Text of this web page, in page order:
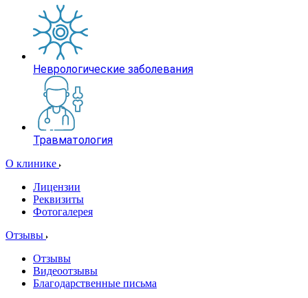
Неврологические заболевания
Травматология
О клинике
Лицензии
Реквизиты
Фотогалерея
Отзывы
Отзывы
Видеоотзывы
Благодарственные письма